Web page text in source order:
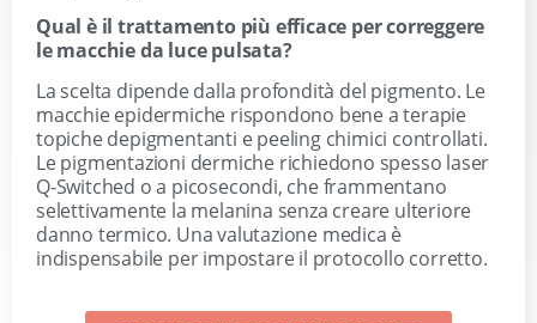
Qual è il trattamento più efficace per correggere
le macchie da luce pulsata?
La scelta dipende dalla profondità del pigmento. Le
macchie epidermiche rispondono bene a terapie
topiche depigmentanti e peeling chimici controllati.
Le pigmentazioni dermiche richiedono spesso laser
Q-Switched o a picosecondi, che frammentano
selettivamente la melanina senza creare ulteriore
danno termico. Una valutazione medica è
indispensabile per impostare il protocollo corretto.